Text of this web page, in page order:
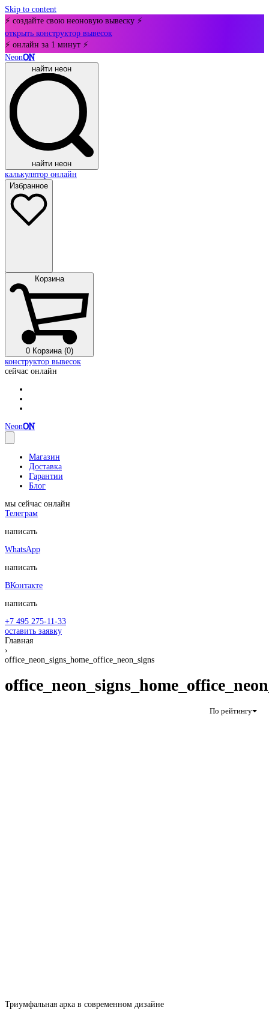
Skip to content
⚡ создайте свою неоновую вывеску ⚡
открыть конструктор вывесок
⚡ онлайн за 1 минут ⚡
NeonON
найти неон
найти неон
калькулятор онлайн
Избранное
Корзина
0 Корзина (0)
конструктор вывесок
сейчас онлайн
NeonON
Магазин
Доставка
Гарантии
Блог
мы сейчас онлайн
Телеграм
написать
WhatsApp
написать
ВКонтакте
написать
+7 495 275-11-33
оставить заявку
Главная
›
office_neon_signs_home_office_neon_signs
По рейтингу
Триумфальная арка в современном дизайне